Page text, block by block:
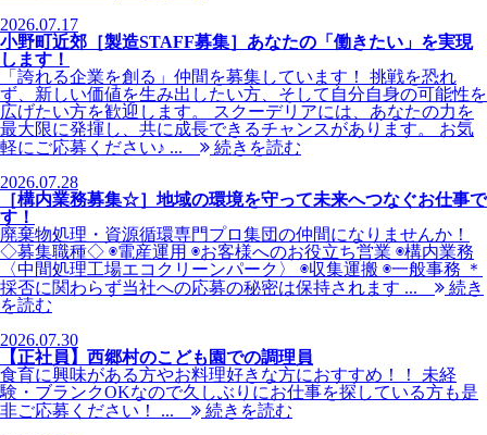
2026.07.17
小野町近郊［製造STAFF募集］あなたの「働きたい」を実現
します！
「誇れる企業を創る」仲間を募集しています！ 挑戦を恐れ
ず、新しい価値を生み出したい方、そして自分自身の可能性を
広げたい方を歓迎します。 スクーデリアには、あなたの力を
最大限に発揮し、共に成長できるチャンスがあります。 お気
軽にご応募ください♪ ...
続きを読む
2026.07.28
［構内業務募集☆］地域の環境を守って未来へつなぐお仕事で
す！
廃棄物処理・資源循環専門プロ集団の仲間になりませんか！
◇募集職種◇ ◉電産運用 ◉お客様へのお役立ち営業 ◉構内業務
〈中間処理工場エコクリーンパーク〉 ◉収集運搬 ◉一般事務 ＊
採否に関わらず当社への応募の秘密は保持されます ...
続き
を読む
2026.07.30
【正社員】西郷村のこども園での調理員
食育に興味がある方やお料理好きな方におすすめ！！ 未経
験・ブランクOKなので久しぶりにお仕事を探している方も是
非ご応募ください！ ...
続きを読む